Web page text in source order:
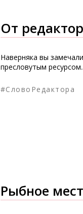
От
Наверняка вы
пресловутым
#СловоРедактора
Рыбное